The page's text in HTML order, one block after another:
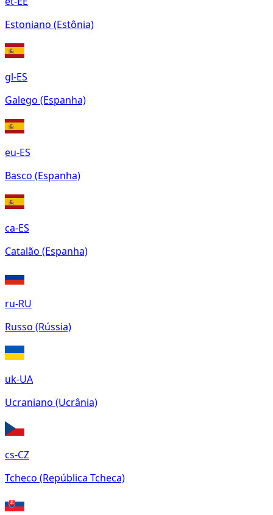
Estoniano (Estônia)
gl-ES
Galego (Espanha)
eu-ES
Basco (Espanha)
ca-ES
Catalão (Espanha)
ru-RU
Russo (Rússia)
uk-UA
Ucraniano (Ucrânia)
cs-CZ
Tcheco (República Tcheca)